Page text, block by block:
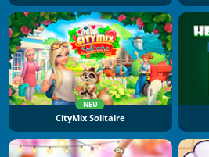
NEU
CityMix Solitaire